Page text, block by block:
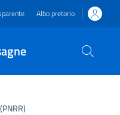
Albo pretorio